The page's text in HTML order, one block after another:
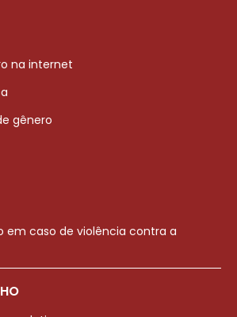
na internet
gênero
em caso de violência contra a